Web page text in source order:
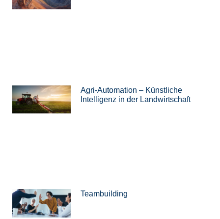
Agri-Automation – Künstliche
Intelligenz in der Landwirtschaft
Teambuilding